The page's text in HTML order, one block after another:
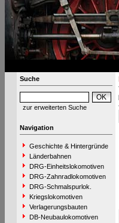
Suche
zur erweiterten Suche
Navigation
Geschichte & Hintergründe
Länderbahnen
DRG-Einheitslokomotiven
DRG-Zahnradlokomotiven
DRG-Schmalspurlok.
Kriegslokomotiven
Verlagerungsbauten
DB-Neubaulokomotiven